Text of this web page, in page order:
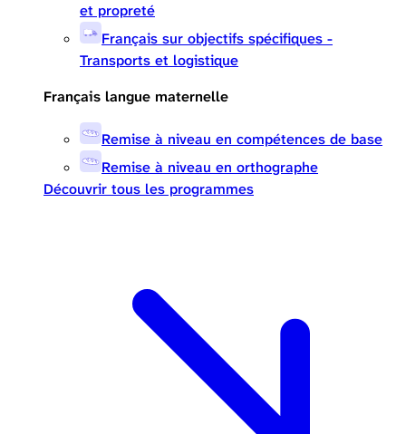
et propreté
Français sur objectifs spécifiques -
Transports et logistique
Français langue maternelle
Remise à niveau en compétences de base
Remise à niveau en orthographe
Découvrir tous les programmes